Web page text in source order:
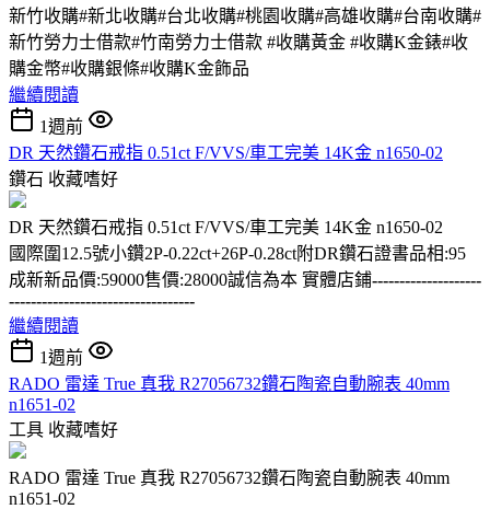
新竹收購#新北收購#台北收購#桃園收購#高雄收購#台南收購#
新竹勞力士借款#竹南勞力士借款 #收購黃金 #收購K金錶#收
購金幣#收購銀條#收購K金飾品
繼續閱讀
1週前
DR 天然鑽石戒指 0.51ct F/VVS/車工完美 14K金 n1650-02
鑽石 收藏嗜好
DR 天然鑽石戒指 0.51ct F/VVS/車工完美 14K金 n1650-02
國際圍12.5號小鑽2P-0.22ct+26P-0.28ct附DR鑽石證書品相:95
成新新品價:59000售價:28000誠信為本 實體店鋪--------------------
----------------------------------
繼續閱讀
1週前
RADO 雷達 True 真我 R27056732鑽石陶瓷自動腕表 40mm
n1651-02
工具 收藏嗜好
RADO 雷達 True 真我 R27056732鑽石陶瓷自動腕表 40mm
n1651-02